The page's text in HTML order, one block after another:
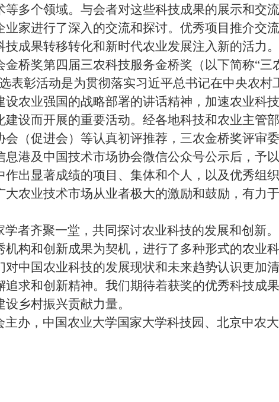
多个领域。与会者对这些科技成果的展示和交
家进行了深入的交流和探讨。优秀项目推介交
成果转移转化和新时代农业发展注入新的活力。
金桥奖第四届三农科技服务金桥奖（以下简称“三
表彰活动是为贯彻落实习近平总书记在中央农村
农业强国的战略部署的讲话精神，加速农业科
设而开展的重要活动。经各地科技和农业主管
（促进会）等认真初评推荐，三农金桥奖评审
港及中国技术市场协会微信公众号公示后，予
出显著成绩的项目、集体和个人，以及优秀组
农业技术市场从业者极大的激励和鼓励，有力
者齐聚一堂，共同探讨农业科技的发展和创新
构和创新成果为契机，进行了多种形式的农业
中国农业科技的发展现状和未来趋势认识更加
求和创新精神。我们期待着获奖的优秀科技成
乡村振兴贡献力量。
办，中国农业大学国家大学科技园、北京中农